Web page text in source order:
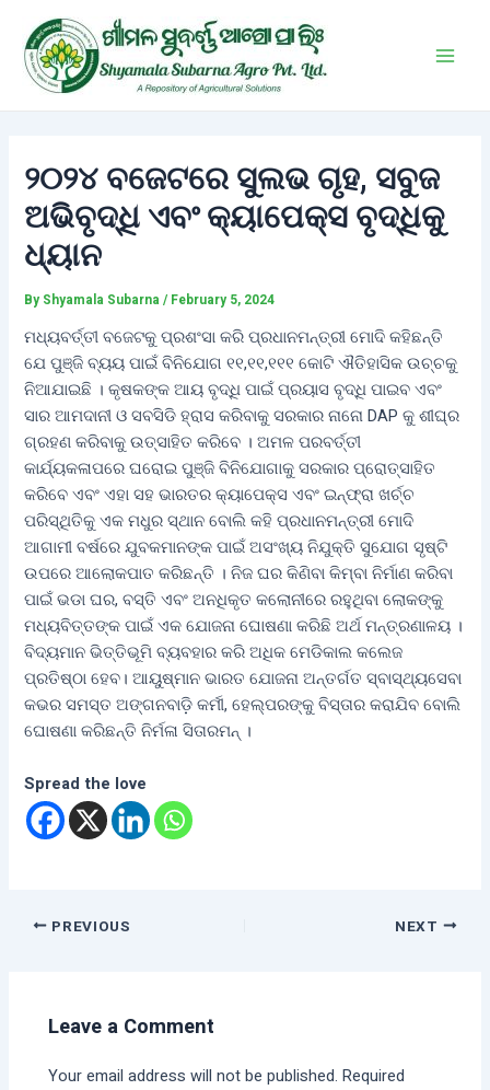
content
୨୦୨୪ ବଜେଟରେ ସୁଲଭ ଗୃହ, ସବୁଜ
ଅଭିବୃଦ୍ଧି ଏବଂ କ୍ୟାପେକ୍ସ ବୃଦ୍ଧିକୁ
ଧ୍ୟାନ
By Shyamala Subarna/ February 5, 2024
ମଧ୍ୟବର୍ତ୍ତୀ ବଜେଟକୁ ପ୍ରଶଂସା କରି ପ୍ରଧାନମନ୍ତ୍ରୀ ମୋଦି କହିଛନ୍ତି
ଯେ ପୁଞ୍ଜି ବ୍ୟୟ ପାଇଁ ବିନିଯୋଗ ୧୧,୧୧,୧୧୧ କୋଟି ଐତିହାସିକ ଉଚ୍ଚକୁ
ନିଆଯାଇଛି । କୃଷକଙ୍କ ଆୟ ବୃଦ୍ଧି ପାଇଁ ପ୍ରୟାସ ବୃଦ୍ଧି ପାଇବ ଏବଂ
ସାର ଆମଦାନୀ ଓ ସବସିଡି ହ୍ରାସ କରିବାକୁ ସରକାର ନାନୋ DAP କୁ ଶୀଘ୍ର
ଗ୍ରହଣ କରିବାକୁ ଉତ୍ସାହିତ କରିବେ । ଅମଳ ପରବର୍ତ୍ତୀ
କାର୍ଯ୍ୟକଳାପରେ ଘରୋଇ ପୁଞ୍ଜି ବିନିଯୋଗାକୁ ସରକାର ପ୍ରୋତ୍ସାହିତ
କରିବେ ଏବଂ ଏହା ସହ ଭାରତର କ୍ୟାପେକ୍ସ ଏବଂ ଇନ୍ଫ୍ରା ଖର୍ଚ୍ଚ
ପରିସ୍ଥିତିକୁ ଏକ ମଧୁର ସ୍ଥାନ ବୋଲି କହି ପ୍ରଧାନମନ୍ତ୍ରୀ ମୋଦି
ଆଗାମୀ ବର୍ଷରେ ଯୁବକମାନଙ୍କ ପାଇଁ ଅସଂଖ୍ୟ ନିଯୁକ୍ତି ସୁଯୋଗ ସୃଷ୍ଟି
ଉପରେ ଆଲୋକପାତ କରିଛନ୍ତି । ନିଜ ଘର କିଣିବା କିମ୍ବା ନିର୍ମାଣ କରିବା
ପାଇଁ ଭଡା ଘର, ବସ୍ତି ଏବଂ ଅନଧିକୃତ କଲୋନୀରେ ରହୁଥିବା ଲୋକଙ୍କୁ
ମଧ୍ୟବିତ୍ତଙ୍କ ପାଇଁ ଏକ ଯୋଜନା ଘୋଷଣା କରିଛି ଅର୍ଥ ମନ୍ତ୍ରଣାଳୟ ।
ବିଦ୍ୟମାନ ଭିତ୍ତିଭୂମି ବ୍ୟବହାର କରି ଅଧିକ ମେଡିକାଲ କଲେଜ
ପ୍ରତିଷ୍ଠା ହେବ। ଆୟୁଷ୍ମାନ ଭାରତ ଯୋଜନା ଅନ୍ତର୍ଗତ ସ୍ବାସ୍ଥ୍ୟସେବା
କଭର ସମସ୍ତ ଅଙ୍ଗନବାଡ଼ି କର୍ମୀ, ହେଲ୍ପରଙ୍କୁ ବିସ୍ତାର କରାଯିବ ବୋଲି
ଘୋଷଣା କରିଛନ୍ତି ନିର୍ମଳା ସିତାରମନ୍ ।
Spread the love
navigation
PREVIOUS NEXT
Leave a Comment
Your email address will not be published. Required